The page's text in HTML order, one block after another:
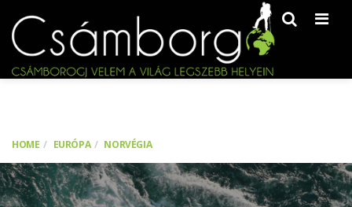
HOME EURÓPA NORVÉGIA